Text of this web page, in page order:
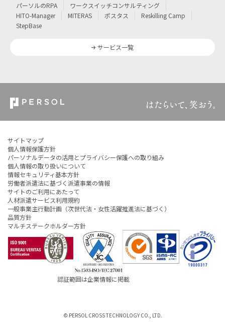
パーソルのRPA
ワークスイッチコンサルティング
HITO-Manager
MITERAS ポスタス
Reskilling Camp
StepBase
サービス一覧
サイトマップ
個人情報保護方針
パーソナルデータの活用とプライバシー保護への取り組み
個人情報の取り扱いについて
情報セキュリティ基本方針
労働者派遣法に基づく派遣事業の情報
サイトのご利用にあたって
人材派遣サービス利用規約
一般事業主行動計画（次世代法・女性活躍推進法に基づく）
品質方針
マルチステークホルダー方針
認証範囲は企業情報に掲載
© PERSOL CROSS TECHNOLOGY CO., LTD.